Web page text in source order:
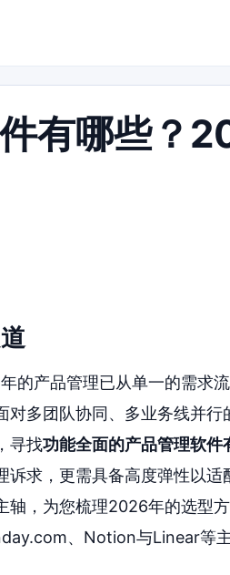
有哪些？
的产品管理已从单一的需求
多团队协同、多业务线并行
寻找功能全面的产品管理软件
求，更需具备高度弹性以适
轴，为您梳理2026年的选型
、Notion与Linear等